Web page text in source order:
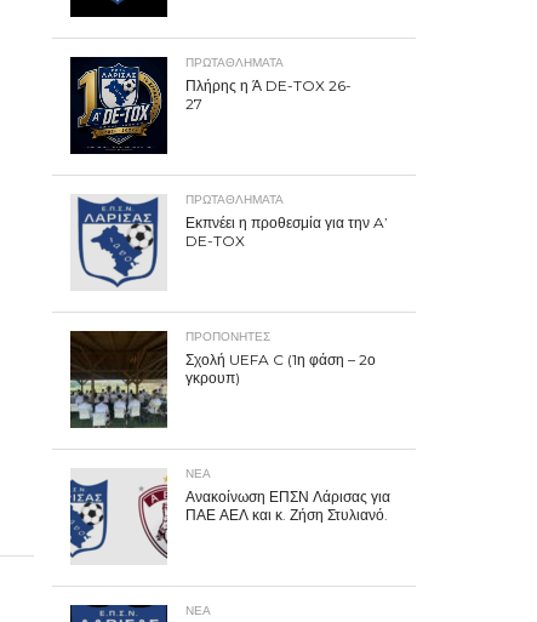
ΠΡΩΤΑΘΛΉΜΑΤΑ
Πλήρης η Ά DE-TOX 26-
27
ΠΡΩΤΑΘΛΉΜΑΤΑ
Εκπνέει η προθεσμία για την A’
DE-TOX
ΠΡΟΠΟΝΗΤΈΣ
Σχολή UEFA C (1η φάση – 2ο
γκρουπ)
ΝΕΑ
Ανακοίνωση ΕΠΣΝ Λάρισας για
ΠΑΕ ΑΕΛ και κ. Ζήση Στυλιανό.
ΝΕΑ